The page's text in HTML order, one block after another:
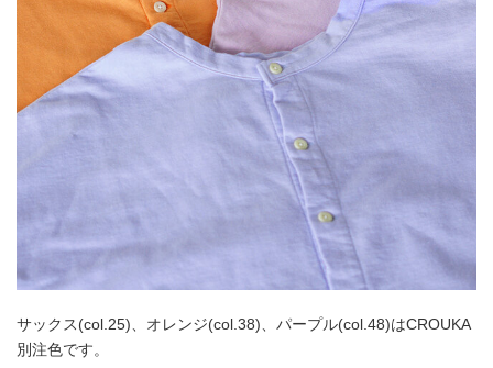
サックス(col.25)、オレンジ(col.38)、パープル(col.48)はCROUKA
別注色です。